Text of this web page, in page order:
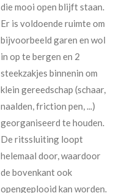
die mooi open blijft staan.
Er is voldoende ruimte om
bijvoorbeeld garen en wol
in op te bergen en 2
steekzakjes binnenin om
klein gereedschap (schaar,
naalden, friction pen, ...)
georganiseerd te houden.
De ritssluiting loopt
helemaal door, waardoor
de bovenkant ook
opengeplooid kan worden.